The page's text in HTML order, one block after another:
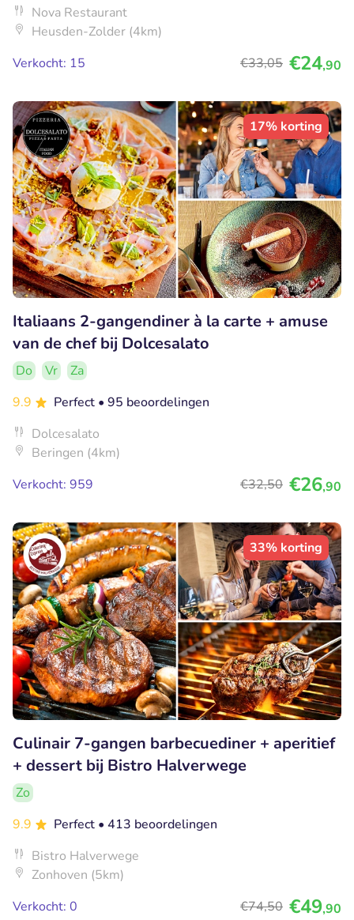
Nova Restaurant
Heusden-Zolder (4km)
Verkocht: 15
€33,05 €24,90
17% korting
Italiaans 2-gangendiner à la carte + amuse
van de chef bij Dolcesalato
Do Vr
Za
9.9
Perfect • 95 beoordelingen
Dolcesalato
Beringen (4km)
Verkocht: 959
€32,50 €26,90
33% korting
Culinair 7-gangen barbecuediner + aperitief
+ dessert bij Bistro Halverwege
Zo
9.9
Perfect • 413 beoordelingen
Bistro Halverwege
Zonhoven (5km)
Verkocht: 0
€74,50 €49,90